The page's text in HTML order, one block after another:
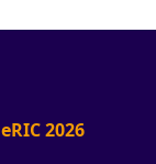
eRIC 2026